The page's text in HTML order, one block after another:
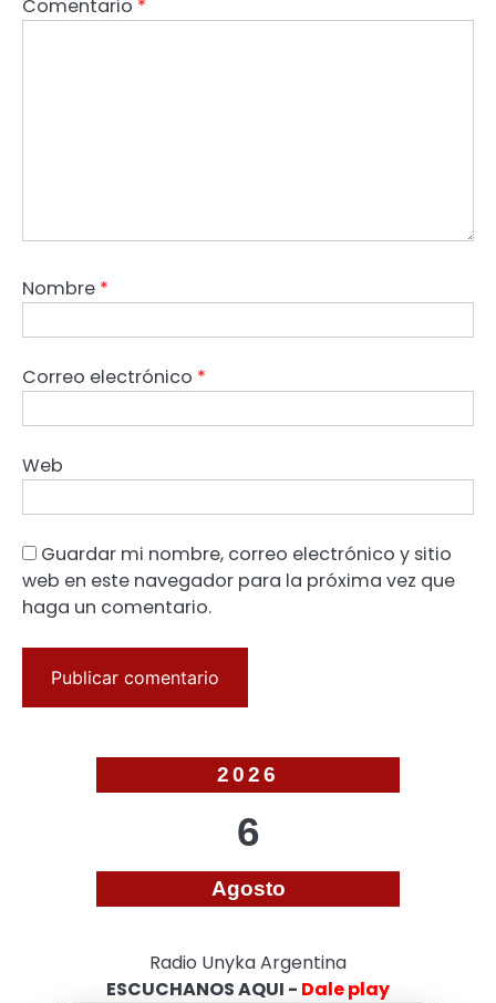
Comentario *
Nombre *
Correo electrónico *
Web
Guardar mi nombre, correo electrónico y sitio
web en este navegador para la próxima vez que
haga un comentario.
2026
6
Agosto
Radio Unyka Argentina
ESCUCHANOS AQUI - Dale play